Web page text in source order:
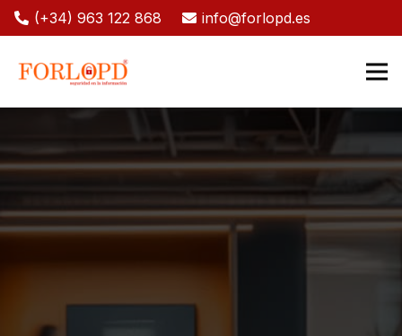
(+34) 963 122 868 info@forlopd.es